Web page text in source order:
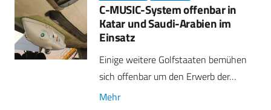
C-MUSIC-System offenbar in
Katar und Saudi-Arabien im
Einsatz
Einige weitere Golfstaaten bemühen
sich offenbar um den Erwerb der…
Mehr